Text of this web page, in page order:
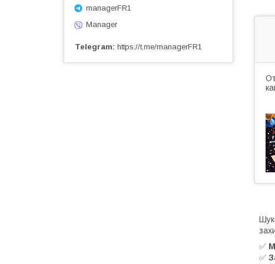
✅
✅
managerFR1
Manager
Telegram https://t.me/managerFR1